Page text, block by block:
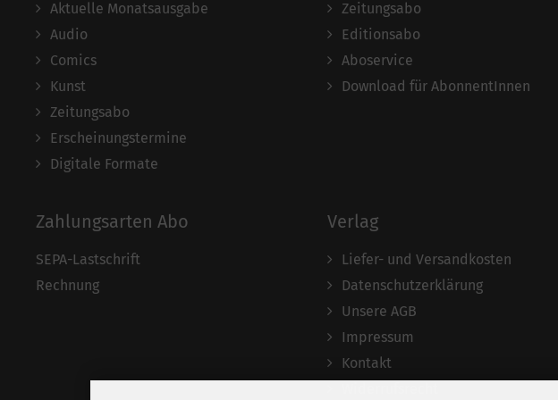
Aktuelle Monatsausgabe
Audio
Comics
Kunst
Zeitungsabo
Erscheinungstermine
Digitale Formate
Zeitungsabo
Editionsabo
Aboservice
Download für AbonnentInnen
Zahlungsarten Abo
SEPA-Lastschrift
Rechnung
Verlag
Liefer- und Versandkosten
Datenschutzerklärung
Unsere AGB
Impressum
Kontakt